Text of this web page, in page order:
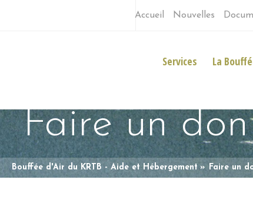
Accueil Nouvelles
Services La
Faire un don
Bouffée d'Air du KRTB - Aide et Hébergement Faire un